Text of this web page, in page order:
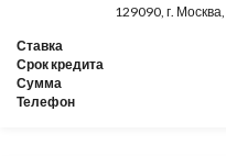
129090, г.
Ставка
Срок кредита
Сумма
Телефон